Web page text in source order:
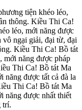
tiện khéo léo,
thông. Kiều Thi Ca!
léo, mới năng được
vô ngại giải, đại từ, đại
Kiều Thi Ca! Bồ tát
mới năng được pháp
Thi Ca! Bồ tát Ma
năng được tất cả đà la
Thi Ca! Bồ tát Ma
năng được nhất thiết
trí.